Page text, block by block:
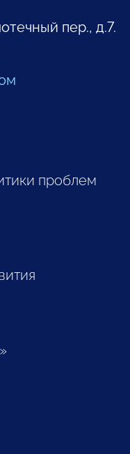
пер., д.7.
проблем